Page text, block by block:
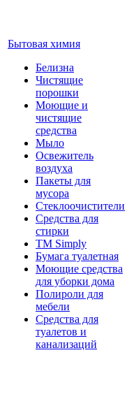
Бытовая химия
Белизна
Чистящие
порошки
Моющие и
чистящие
средства
Мыло
Освежитель
воздуха
Пакеты для
мусора
Стеклоочистители
Средства для
стирки
TM Simply
Бумага туалетная
Моющие средства
для уборки дома
Полироли для
мебели
Средства для
туалетов и
канализаций